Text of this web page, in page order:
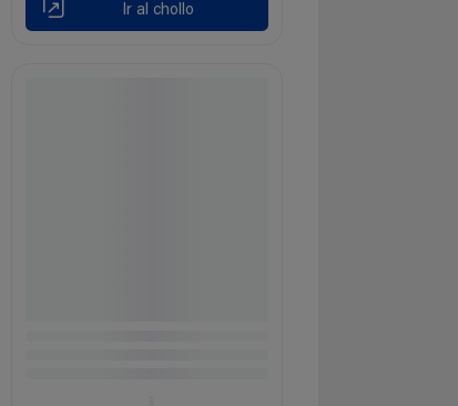
Ir al chollo